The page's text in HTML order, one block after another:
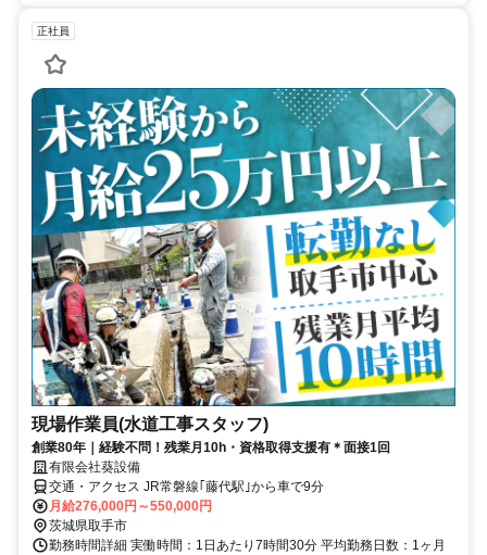
正社員
現場作業員(水道工事スタッフ)
創業80年｜経験不問！残業月10h・資格取得支援有＊面接1回
有限会社葵設備
交通・アクセス JR常磐線｢藤代駅｣から車で9分
月給276,000円～550,000円
茨城県取手市
勤務時間詳細 実働時間：1日あたり7時間30分 平均勤務日数：1ヶ月